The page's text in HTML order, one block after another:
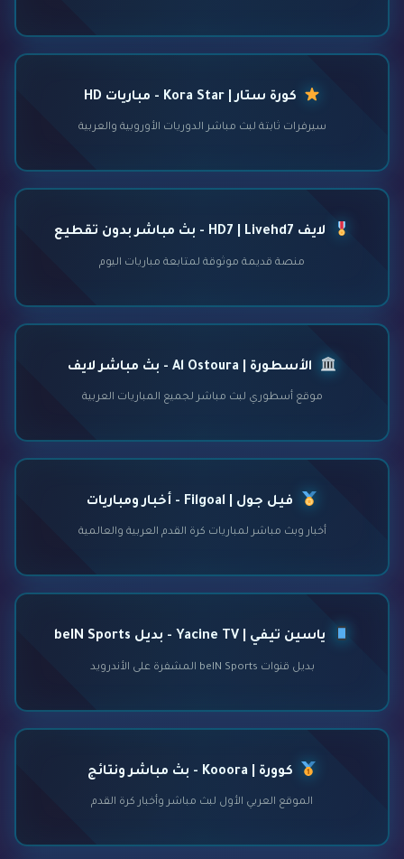
كورة ستار | Kora Star - مباريات HD
سيرفرات ثابتة لبث مباشر الدوريات الأوروبية والعربية
لايف HD7 | Livehd7 - بث مباشر بدون تقطيع
منصة قديمة موثوقة لمتابعة مباريات اليوم
الأسطورة | Al Ostoura - بث مباشر لايف
موقع أسطوري لبث مباشر لجميع المباريات العربية
فيل جول | Filgoal - أخبار ومباريات
أخبار وبث مباشر لمباريات كرة القدم العربية والعالمية
ياسين تيفي | Yacine TV - بديل beIN Sports
بديل قنوات beIN Sports المشفرة على الأندرويد
كوورة | Kooora - بث مباشر ونتائج
الموقع العربي الأول لبث مباشر وأخبار كرة القدم